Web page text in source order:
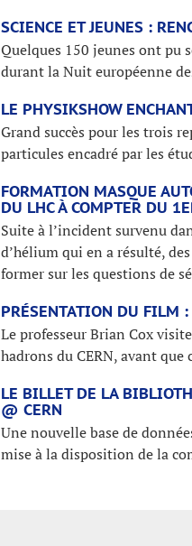
SCIENCE ET JEUNES :
Quelques 150 jeunes ont pu
durant la Nuit européenne
LE PHYSIKSHOW
Grand succès pour les trois
particules encadré par les
FORMATION MASQUE
DU LHC À COMPTER DU
Suite à l’incident survenu
d’hélium qui en a résulté,
former sur les questions de
PRÉSENTATION DU FILM
Le professeur Brian Cox
hadrons du CERN, avant
LE BILLET DE LA
@ CERN
Une nouvelle base de
mise à la disposition de la